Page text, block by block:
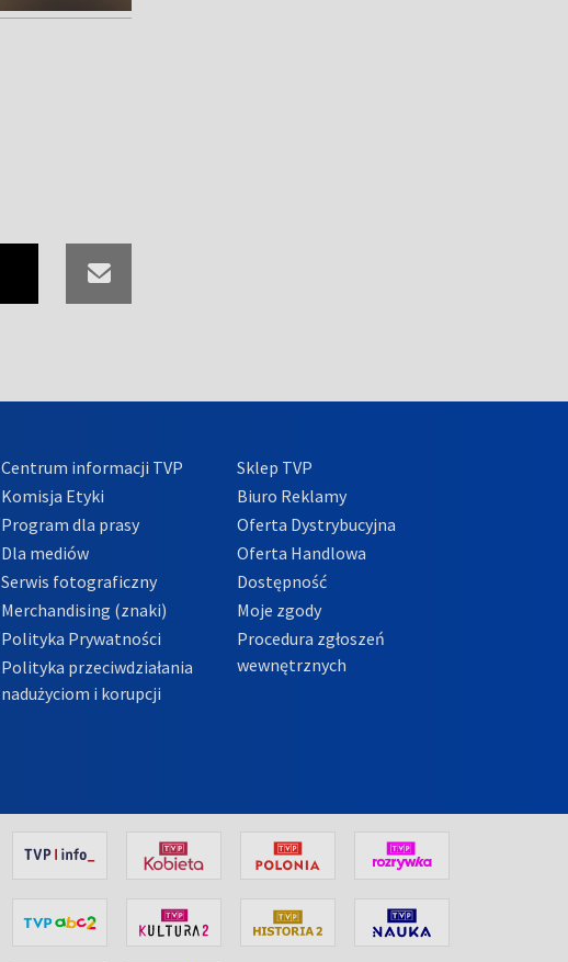
Centrum informacji TVP
Komisja Etyki
Program dla prasy
Dla mediów
Serwis fotograficzny
Merchandising (znaki)
Polityka Prywatności
Polityka przeciwdziałania
nadużyciom i korupcji
Sklep TVP
Biuro Reklamy
Oferta Dystrybucyjna
Oferta Handlowa
Dostępność
Moje zgody
Procedura zgłoszeń
wewnętrznych